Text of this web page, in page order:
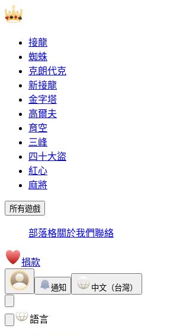
接龍
蜘蛛
克朗代克
新接龍
金字塔
高爾夫
育空
三峰
四十大盜
紅心
麻將
所有遊戲
部落格關於我們聯絡
捐款
通知 中文（台灣）
語言